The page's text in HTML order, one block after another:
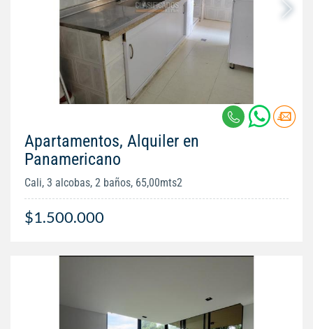
Apartamentos, Alquiler en
Panamericano
Cali, 3 alcobas, 2 baños, 65,00mts2
$1.500.000